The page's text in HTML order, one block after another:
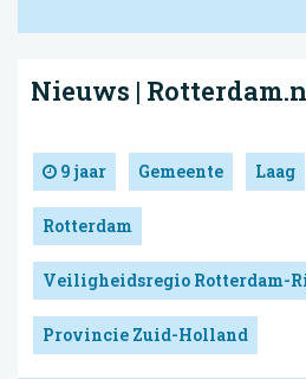
Nieuws |
9 jaar Gemeente Laag
Rotterdam
Veiligheidsregio Rotterdam-
Provincie Zuid-Holland